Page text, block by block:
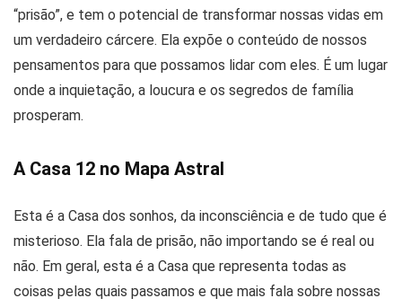
“prisão”, e tem o potencial de transformar nossas vidas em
um verdadeiro cárcere. Ela expõe o conteúdo de nossos
pensamentos para que possamos lidar com eles. É um lugar
onde a inquietação, a loucura e os segredos de família
prosperam.
A Casa 12 no Mapa Astral
Esta é a Casa dos sonhos, da inconsciência e de tudo que é
misterioso. Ela fala de prisão, não importando se é real ou
não. Em geral, esta é a Casa que representa todas as
coisas pelas quais passamos e que mais fala sobre nossas